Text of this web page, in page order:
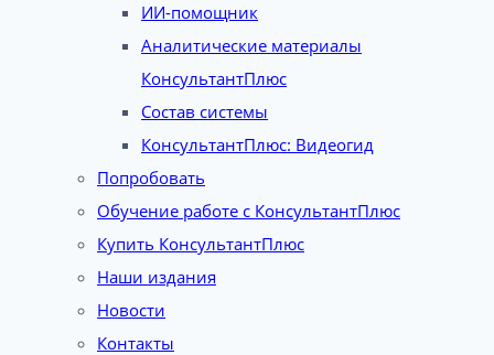
ИИ-помощник
Аналитические материалы
КонсультантПлюс
Состав системы
КонсультантПлюс: Видеогид
Попробовать
Обучение работе с КонсультантПлюс
Купить КонсультантПлюс
Наши издания
Новости
Контакты